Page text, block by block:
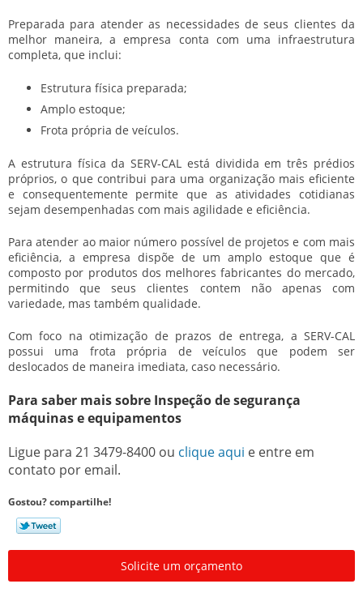
Preparada para atender as necessidades de seus clientes da
melhor maneira, a empresa conta com uma infraestrutura
completa, que inclui:
Estrutura física preparada;
Amplo estoque;
Frota própria de veículos.
A estrutura física da SERV-CAL está dividida em três prédios
próprios, o que contribui para uma organização mais eficiente
e consequentemente permite que as atividades cotidianas
sejam desempenhadas com mais agilidade e eficiência.
Para atender ao maior número possível de projetos e com mais
eficiência, a empresa dispõe de um amplo estoque que é
composto por produtos dos melhores fabricantes do mercado,
permitindo que seus clientes contem não apenas com
variedade, mas também qualidade.
Com foco na otimização de prazos de entrega, a SERV-CAL
possui uma frota própria de veículos que podem ser
deslocados de maneira imediata, caso necessário.
Para saber mais sobre Inspeção de segurança
máquinas e equipamentos
Ligue para 21 3479-8400 ou clique aqui e entre em
contato por email.
Gostou? compartilhe!
Solicite um orçamento